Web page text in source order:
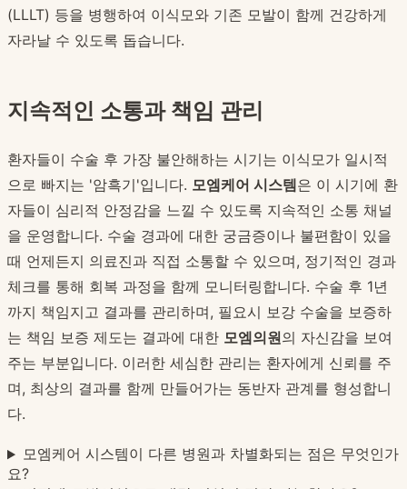
(LLLT) 등을 병행하여 이식모와 기존 모발이 함께 건강하게
자라날 수 있도록 돕습니다.
지속적인 소통과 책임 관리
환자들이 수술 후 가장 불안해하는 시기는 이식모가 일시적
으로 빠지는 '암흑기'입니다. 모엠케어 시스템은 이 시기에 환
자들이 심리적 안정감을 느낄 수 있도록 지속적인 소통 채널
을 운영합니다. 수술 경과에 대한 궁금증이나 불편함이 있을
때 언제든지 의료진과 직접 소통할 수 있으며, 정기적인 경과
체크를 통해 회복 과정을 함께 모니터링합니다. 수술 후 1년
까지 책임지고 결과를 관리하며, 필요시 보강 수술을 보증하
는 책임 보증 제도는 결과에 대한 모엠의원의 자신감을 보여
주는 부분입니다. 이러한 세심한 관리는 환자에게 신뢰를 주
며, 최상의 결과를 함께 만들어가는 동반자 관계를 형성합니
다.
모엠케어 시스템이 다른 병원과 차별화되는 점은 무엇인가
요?